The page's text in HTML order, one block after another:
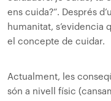
ens cuida?”. Després
humanitat, s’evidencia
el concepte de cuidar.
Actualment, les
són a nivell físic